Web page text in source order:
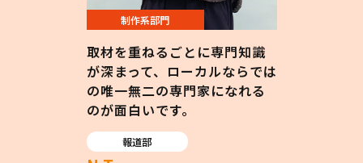
制作系部門
取材を重ねるごとに専門知識
が深まって、ローカルならでは
の唯一無二の専門家になれる
のが面白いです。
報道部